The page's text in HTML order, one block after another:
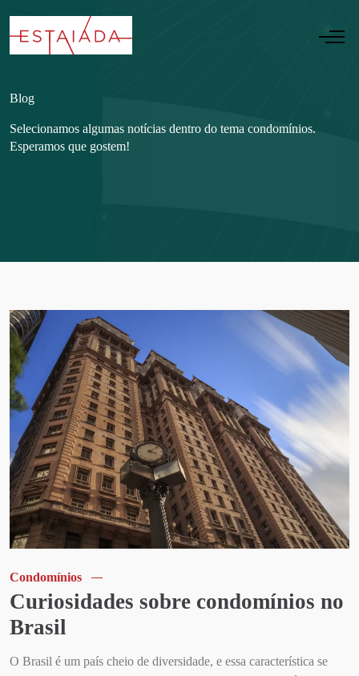
Blog
Selecionamos algumas notícias dentro do tema condomínios.
Esperamos que gostem!
Condomínios
Curiosidades sobre condomínios no
Brasil
O Brasil é um país cheio de diversidade, e essa característica se